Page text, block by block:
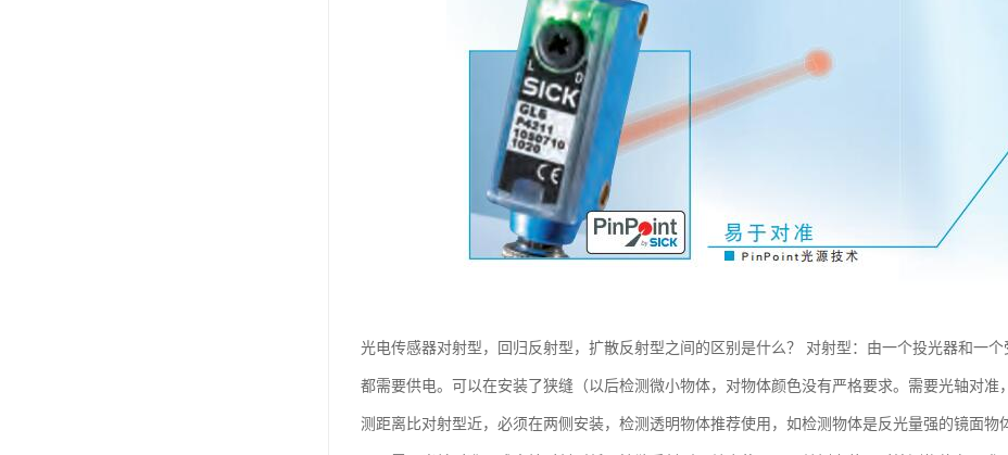
光电传感器对射型，回归反射型，扩散反射型之间的区别是什么？ 对射型：由一个投光器和一
都需要供电。可以在安装了狭缝（以后检测微小物体，对物体颜色没有严格要求。需要光轴对
测距离比对射型近，必须在两侧安装，检测透明物体推荐使用，如检测物体是反光量强的镜面